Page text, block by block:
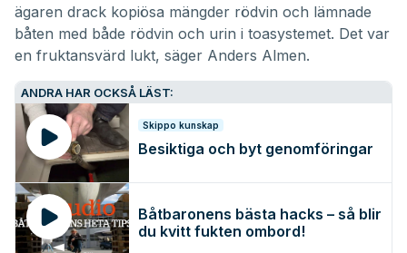
ägaren drack kopiösa mängder rödvin och lämnade
båten med både rödvin och urin i toasystemet. Det var
en fruktansvärd lukt, säger Anders Almen.
ANDRA HAR OCKSÅ LÄST:
Skippo kunskap
Besiktiga och byt genomföringar
Båtbaronens bästa hacks – så blir
du kvitt fukten ombord!